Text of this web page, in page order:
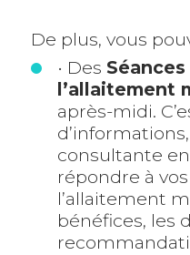
De plus, vous
• Des
l’allaitement
après-midi.
consultante
répondre à
l’allaitement
bénéfices, les